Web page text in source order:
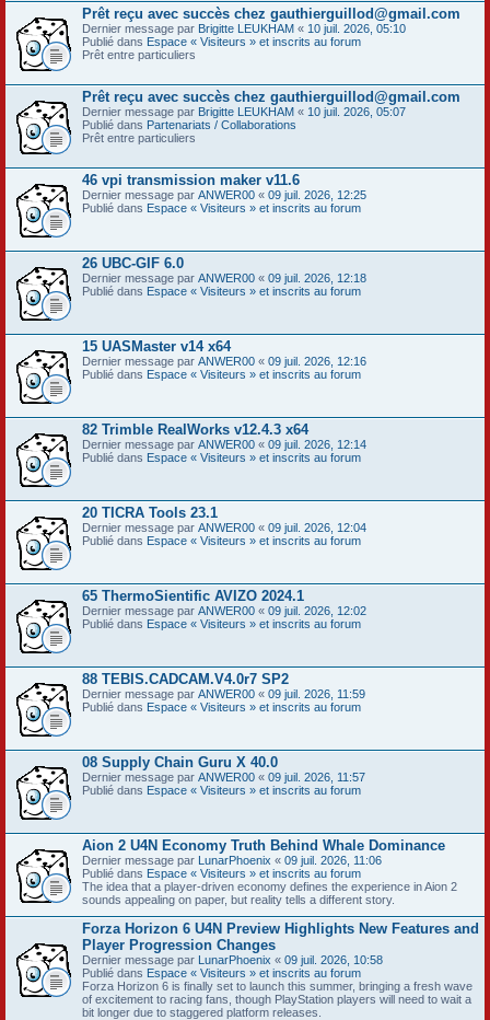
Prêt reçu avec succès chez gauthierguillod@gmail.com
Dernier message par Brigitte LEUKHAM « 10 juil. 2026, 05:10
Publié dans Espace « Visiteurs » et inscrits au forum
Prêt entre particuliers
Prêt reçu avec succès chez gauthierguillod@gmail.com
Dernier message par Brigitte LEUKHAM « 10 juil. 2026, 05:07
Publié dans Partenariats / Collaborations
Prêt entre particuliers
46 vpi transmission maker v11.6
Dernier message par ANWER00 « 09 juil. 2026, 12:25
Publié dans Espace « Visiteurs » et inscrits au forum
26 UBC-GIF 6.0
Dernier message par ANWER00 « 09 juil. 2026, 12:18
Publié dans Espace « Visiteurs » et inscrits au forum
15 UASMaster v14 x64
Dernier message par ANWER00 « 09 juil. 2026, 12:16
Publié dans Espace « Visiteurs » et inscrits au forum
82 Trimble RealWorks v12.4.3 x64
Dernier message par ANWER00 « 09 juil. 2026, 12:14
Publié dans Espace « Visiteurs » et inscrits au forum
20 TICRA Tools 23.1
Dernier message par ANWER00 « 09 juil. 2026, 12:04
Publié dans Espace « Visiteurs » et inscrits au forum
65 ThermoSientific AVIZO 2024.1
Dernier message par ANWER00 « 09 juil. 2026, 12:02
Publié dans Espace « Visiteurs » et inscrits au forum
88 TEBIS.CADCAM.V4.0r7 SP2
Dernier message par ANWER00 « 09 juil. 2026, 11:59
Publié dans Espace « Visiteurs » et inscrits au forum
08 Supply Chain Guru X 40.0
Dernier message par ANWER00 « 09 juil. 2026, 11:57
Publié dans Espace « Visiteurs » et inscrits au forum
Aion 2 U4N Economy Truth Behind Whale Dominance
Dernier message par LunarPhoenix « 09 juil. 2026, 11:06
Publié dans Espace « Visiteurs » et inscrits au forum
The idea that a player-driven economy defines the experience in Aion 2
sounds appealing on paper, but reality tells a different story.
Forza Horizon 6 U4N Preview Highlights New Features and
Player Progression Changes
Dernier message par LunarPhoenix « 09 juil. 2026, 10:58
Publié dans Espace « Visiteurs » et inscrits au forum
Forza Horizon 6 is finally set to launch this summer, bringing a fresh wave
of excitement to racing fans, though PlayStation players will need to wait a
bit longer due to staggered platform releases.